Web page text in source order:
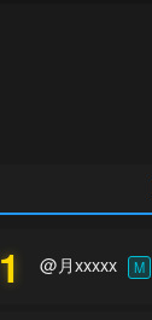
1 @月xxxxx M